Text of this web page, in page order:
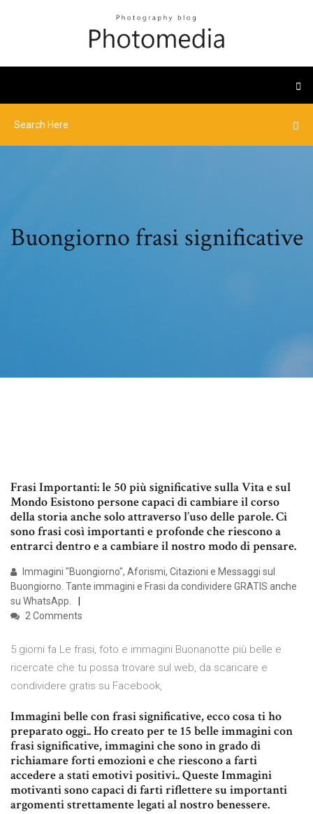
Buongiorno frasi significative
Frasi Importanti: le 50 più significative sulla Vita e sul
Mondo Esistono persone capaci di cambiare il corso
della storia anche solo attraverso l’uso delle parole. Ci
sono frasi così importanti e profonde che riescono a
entrarci dentro e a cambiare il nostro modo di pensare.
Immagini "Buongiorno", Aforismi, Citazioni e Messaggi sul
Buongiorno. Tante immagini e Frasi da condividere GRATIS anche
su WhatsApp.
2 Comments
5 giorni fa Le frasi, foto e immagini Buonanotte più belle e
ricercate che tu possa trovare sul web, da scaricare e
condividere gratis su Facebook,
Immagini belle con frasi significative, ecco cosa ti ho
preparato oggi.. Ho creato per te 15 belle immagini con
frasi significative, immagini che sono in grado di
richiamare forti emozioni e che riescono a farti
accedere a stati emotivi positivi.. Queste Immagini
motivanti sono capaci di farti riflettere su importanti
argomenti strettamente legati al nostro benessere.